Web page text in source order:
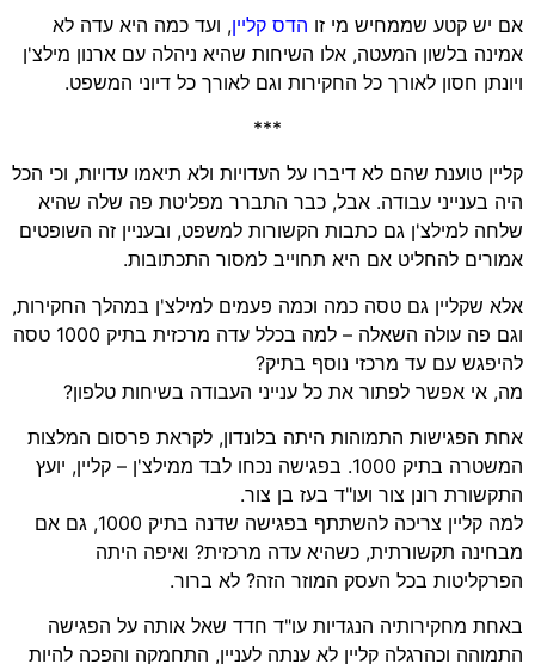
אם יש קטע שממחיש מי זו הדס קליין, ועד כמה היא עדה לא
אמינה בלשון המעטה, אלו השיחות שהיא ניהלה עם ארנון מילצ'ן
ויונתן חסון לאורך כל החקירות וגם לאורך כל דיוני המשפט.
***
קליין טוענת שהם לא דיברו על העדויות ולא תיאמו עדויות, וכי הכל
היה בענייני עבודה. אבל, כבר התברר מפליטת פה שלה שהיא
שלחה למילצ'ן גם כתבות הקשורות למשפט, ובעניין זה השופטים
אמורים להחליט אם היא תחוייב למסור התכתובות.
אלא שקליין גם טסה כמה וכמה פעמים למילצ'ן במהלך החקירות,
וגם פה עולה השאלה – למה בכלל עדה מרכזית בתיק 1000 טסה
להיפגש עם עד מרכזי נוסף בתיק?
מה, אי אפשר לפתור את כל ענייני העבודה בשיחות טלפון?
אחת הפגישות התמוהות היתה בלונדון, לקראת פרסום המלצות
המשטרה בתיק 1000. בפגישה נכחו לבד ממילצ'ן – קליין, יועץ
התקשורת רונן צור ועו"ד בעז בן צור.
למה קליין צריכה להשתתף בפגישה שדנה בתיק 1000, גם אם
מבחינה תקשורתית, כשהיא עדה מרכזית? ואיפה היתה
הפרקליטות בכל העסק המוזר הזה? לא ברור.
באחת מחקירותיה הנגדיות עו"ד חדד שאל אותה על הפגישה
התמוהה וכהרגלה קליין לא ענתה לעניין, התחמקה והפכה להיות